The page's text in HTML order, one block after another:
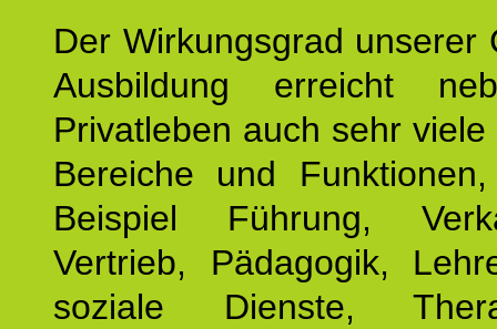
Der Wirkungsgrad unserer
Ausbildung erreicht
Privatleben auch sehr
Bereiche und
Beispiel Führung,
Vertrieb, Pädagogik,
soziale Dienste,